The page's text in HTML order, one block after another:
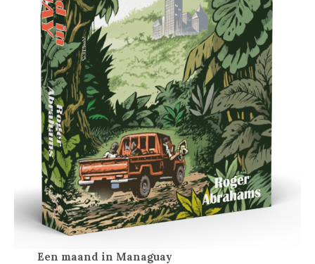
Een maand in Managuay